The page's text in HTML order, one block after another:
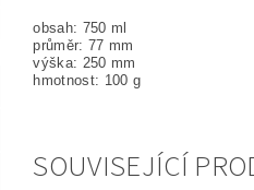
obsah: 750 ml
průměr: 77 mm
výška: 250 mm
hmotnost: 100 g
SOUVISEJÍCÍ